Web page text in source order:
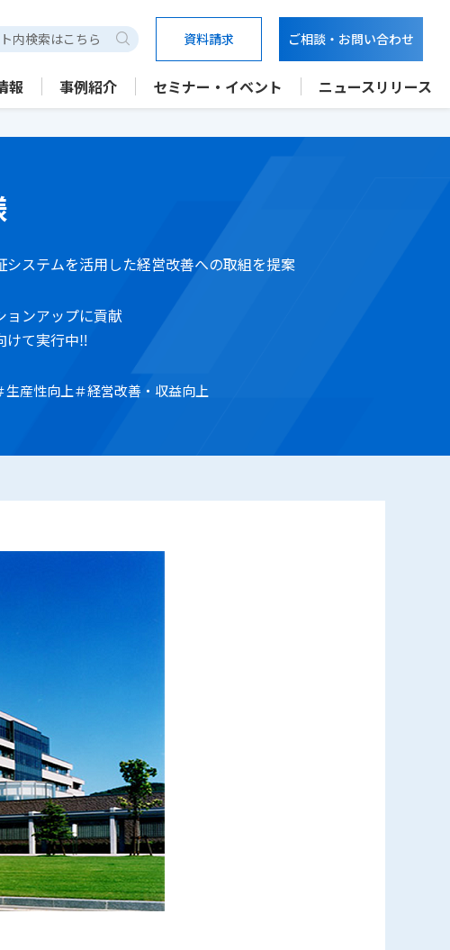
報 事例紹介 セミナー・イベント ニュースリリース
検索 資料請求 ご相談・お問い合わせ
ステムを活用した経営改善への取組を提案
ョンアップに貢献
けて実行中‼
生産性向上＃経営改善・収益向上